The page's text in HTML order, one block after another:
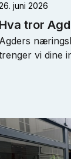
juni 2026
Hva tror
Agders
vi dine